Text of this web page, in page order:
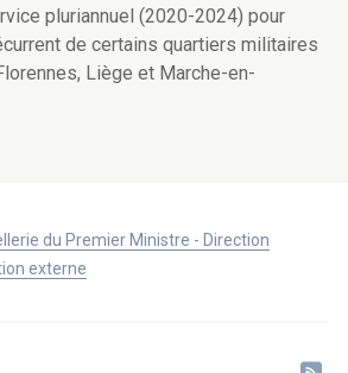
pluriannuel (2020-2024) pour
de certains quartiers militaires
Liège et Marche-en-
du Premier Ministre - Direction
externe